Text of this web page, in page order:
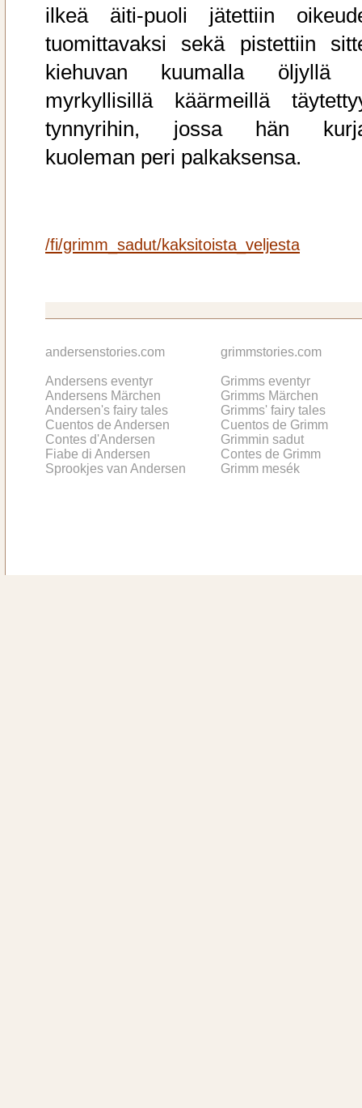
ilkeä äiti-puoli jätettiin
tuomittavaksi sekä pistettiin
kiehuvan kuumalla öljyllä
myrkyllisillä käärmeillä
tynnyrihin, jossa hän
kuoleman peri palkaksensa.
/fi/grimm_sadut/kaksitoista_veljesta
andersenstories.com
Andersens eventyr
Andersens Märchen
Andersen's fairy tales
Cuentos de Andersen
Contes d'Andersen
Fiabe di Andersen
Sprookjes van Andersen
grimmstories.com
Grimms eventyr
Grimms Märchen
Grimms' fairy tales
Cuentos de Grimm
Grimmin sadut
Contes de Grimm
Grimm mesék